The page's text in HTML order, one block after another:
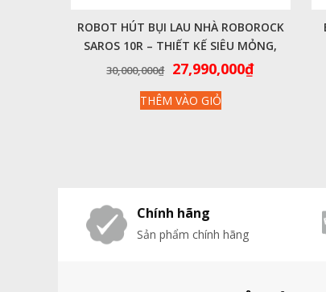
ROBOT HÚT BỤI LAU NHÀ ROBOROCK
SAROS 10R – THIẾT KẾ SIÊU MỎNG,
LÀM SẠCH VƯỢT TRỘI
30,000,000₫ Giá
gốc
là:
27,990,000₫Giá
THÊM VÀO GIỎ
Chính hãng
Sản phẩm chính hãng